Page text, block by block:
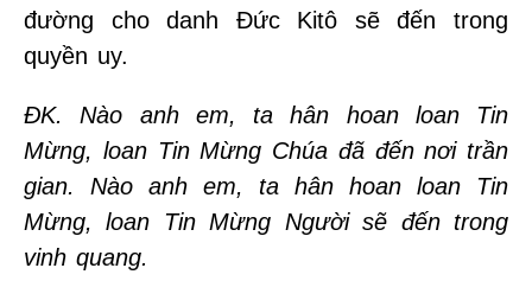
đường cho danh Đức Kitô sẽ đến trong
quyền uy.
ĐK. Nào anh em, ta hân hoan loan Tin
Mừng, loan Tin Mừng Chúa đã đến nơi trần
gian. Nào anh em, ta hân hoan loan Tin
Mừng, loan Tin Mừng Người sẽ đến trong
vinh quang.